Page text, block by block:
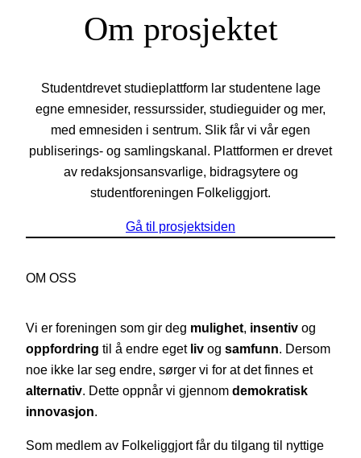
Om prosjektet
Studentdrevet studieplattform lar studentene lage
egne emnesider, ressurssider, studieguider og mer,
med emnesiden i sentrum. Slik får vi vår egen
publiserings- og samlingskanal. Plattformen er drevet
av redaksjonsansvarlige, bidragsytere og
studentforeningen Folkeliggjort.
Gå til prosjektsiden
OM OSS
Vi er foreningen som gir deg mulighet, insentiv og
oppfordring til å endre eget liv og samfunn. Dersom
noe ikke lar seg endre, sørger vi for at det finnes et
alternativ. Dette oppnår vi gjennom demokratisk
innovasjon.
Som medlem av Folkeliggjort får du tilgang til nyttige